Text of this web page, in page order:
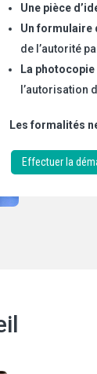
Une pièce
Un formulaire
de l’autorité
La
l’autorisation
Les formalités
Effectuer la